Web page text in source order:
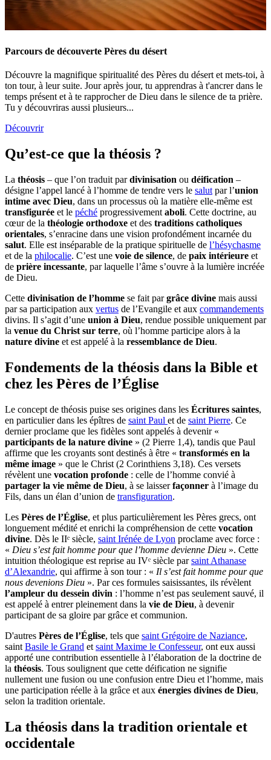
Parcours de découverte Pères du désert
Découvre la magnifique spiritualité des Pères du désert et mets-toi, à
ton tour, à leur suite. Jour après jour, tu apprendras à t'ancrer dans le
temps présent et à te rapprocher de Dieu dans le silence de ta prière.
Tu y découvriras aussi plusieurs...
Découvrir
Qu’est-ce que la théosis ?
La théosis – que l’on traduit pardivinisation ou déification –
désigne l’appel lancé à l’homme de tendre vers le salut par l’union
intime avec Dieu, dans un processus où la matière elle-même est
transfigurée et le péché progressivement aboli. Cette doctrine, au
cœur de la théologie orthodoxe et des traditions catholiques
orientales, s’enracine dans une vision profondément incarnée du
salut. Elle est inséparable de la pratique spirituelle de l’hésychasme
et de la philocalie. C’est une voie de silence, de paix intérieure et
de prière incessante, par laquelle l’âme s’ouvre à la lumière incréée
de Dieu.
Cette divinisation de l’homme se fait pargrâce divine mais aussi
par sa participation aux vertus de l’Evangile et aux commandements
divins. Il s’agit d’une union à Dieu, rendue possible uniquement par
la venue du Christ sur terre, où l’homme participe alors à la
nature divine et est appelé à la ressemblance de Dieu.
Fondements de la théosis dans la Bible et
chez les Pères de l’Église
Le concept de théosis puise ses origines dans les Écritures saintes,
en particulier dans les épîtres de saint Paul et de saint Pierre. Ce
dernier proclame que les fidèles sont appelés à devenir «
participants de la nature divine » (2 Pierre 1,4), tandis que Paul
affirme que les croyants sont destinés à être « transformés en la
même image » que le Christ (2 Corinthiens 3,18). Ces versets
révèlent une vocation profonde : celle de l’homme convié à
partager la vie même de Dieu, à se laisserfaçonner à l’image du
Fils, dans un élan d’union de transfiguration.
Les Pères de l’Église, et plus particulièrement les Pères grecs, ont
longuement médité et enrichi la compréhension de cette vocation
divine. Dès le IIᵉ siècle, saint Irénée de Lyon proclame avec force :
« Dieu s’est fait homme pour que l’homme devienne Dieu ». Cette
intuition théologique est reprise au IVᵉ siècle parsaint Athanase
d’Alexandrie, qui affirme à son tour : « Il s’est fait homme pour que
nous devenions Dieu ». Par ces formules saisissantes, ils révèlent
l’ampleur du dessein divin : l’homme n’est pas seulement sauvé, il
est appelé à entrer pleinement dans la vie de Dieu, à devenir
participant de sa gloire par grâce et communion.
D'autres Pères de l’Église, tels que saint Grégoire de Naziance,
saint Basile le Grand et saint Maxime le Confesseur, ont eux aussi
apporté une contribution essentielle à l’élaboration de la doctrine de
la théosis. Tous soulignent que cette déification ne signifie
nullement une fusion ou une confusion entre Dieu et l’homme, mais
une participation réelle à la grâce et aux énergies divines de Dieu,
selon la tradition orientale.
La théosis dans la tradition orientale et
occidentale